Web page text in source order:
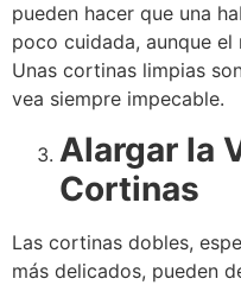
pueden hacer que una
poco cuidada, aunque
Unas cortinas limpias
vea siempre impecable.
Alargar la
Cortinas
Las cortinas dobles,
más delicados, pueden